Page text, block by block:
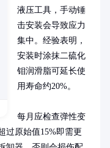
液压工具，手动锤
击安装会导致应力
集中。经验表明，
安装时涂抹二硫化
钼润滑脂可延长使
用寿命约20%。
每月应检查弹性变
过原始值15%即需更